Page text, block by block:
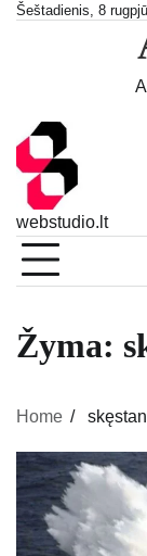
SkipŠeštadienis, 8
webstudio.lt
Žyma:
Home